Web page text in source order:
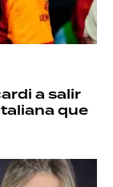
a salir
que